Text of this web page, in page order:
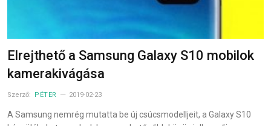
Elrejthető a Samsung Galaxy S10 mobilok
kamerakivágása
Szerző: PÉTER 2019-02-23
A Samsung nemrég mutatta be új csúcsmodelljeit, a Galaxy S10